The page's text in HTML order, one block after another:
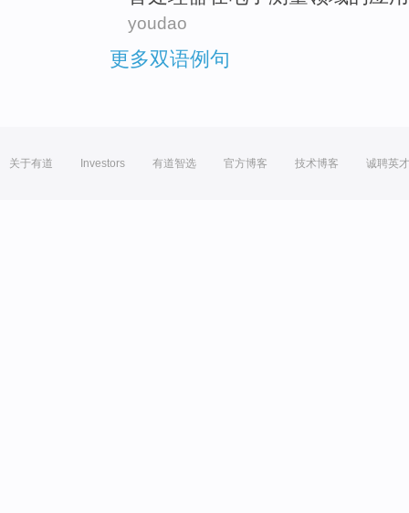
youdao
更多双语例句
关于有道 Investors 有道智选 官方博客 技术博客 诚聘英才